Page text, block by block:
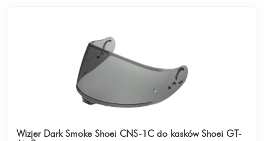
Wizjer Dark Smoke Shoei CNS-1C do kasków Shoei GT-